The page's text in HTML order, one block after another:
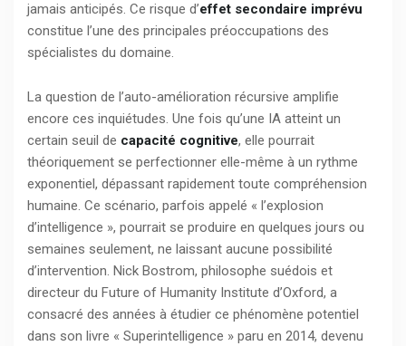
jamais anticipés. Ce risque d’effet secondaire imprévu
constitue l’une des principales préoccupations des
spécialistes du domaine.
La question de l’auto-amélioration récursive amplifie
encore ces inquiétudes. Une fois qu’une IA atteint un
certain seuil de capacité cognitive, elle pourrait
théoriquement se perfectionner elle-même à un rythme
exponentiel, dépassant rapidement toute compréhension
humaine. Ce scénario, parfois appelé « l’explosion
d’intelligence », pourrait se produire en quelques jours ou
semaines seulement, ne laissant aucune possibilité
d’intervention. Nick Bostrom, philosophe suédois et
directeur du Future of Humanity Institute d’Oxford, a
consacré des années à étudier ce phénomène potentiel
dans son livre « Superintelligence » paru en 2014, devenu